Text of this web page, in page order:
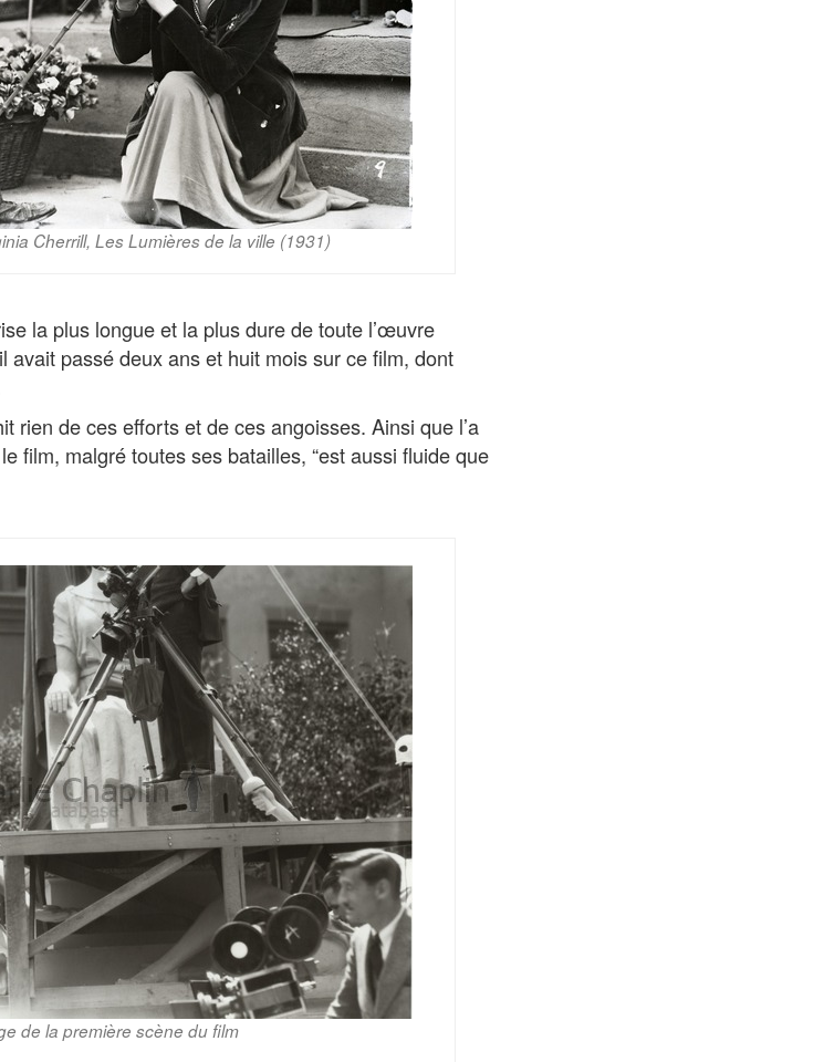
Cherrill, Les Lumières de la ville (1931)
la plus longue et la plus dure de toute l’œuvre
avait passé deux ans et huit mois sur ce film, dont
rien de ces efforts et de ces angoisses. Ainsi que l’a
film, malgré toutes ses batailles, “est aussi fluide que
de la première scène du film